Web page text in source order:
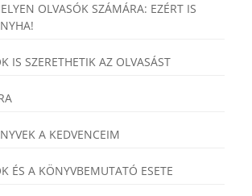
OLVASÓK SZÁMÁRA: EZÉRT IS
IS SZERETHETIK AZ OLVASÁST
A KEDVENCEIM
ÉS A KÖNYVBEMUTATÓ ESETE